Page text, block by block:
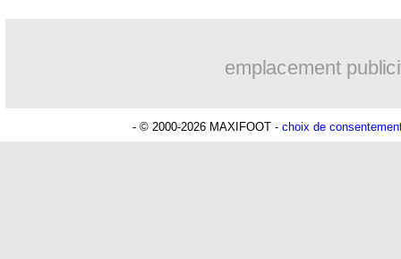
emplacement
- © 2000-2026 MAXIFOOT - choix de